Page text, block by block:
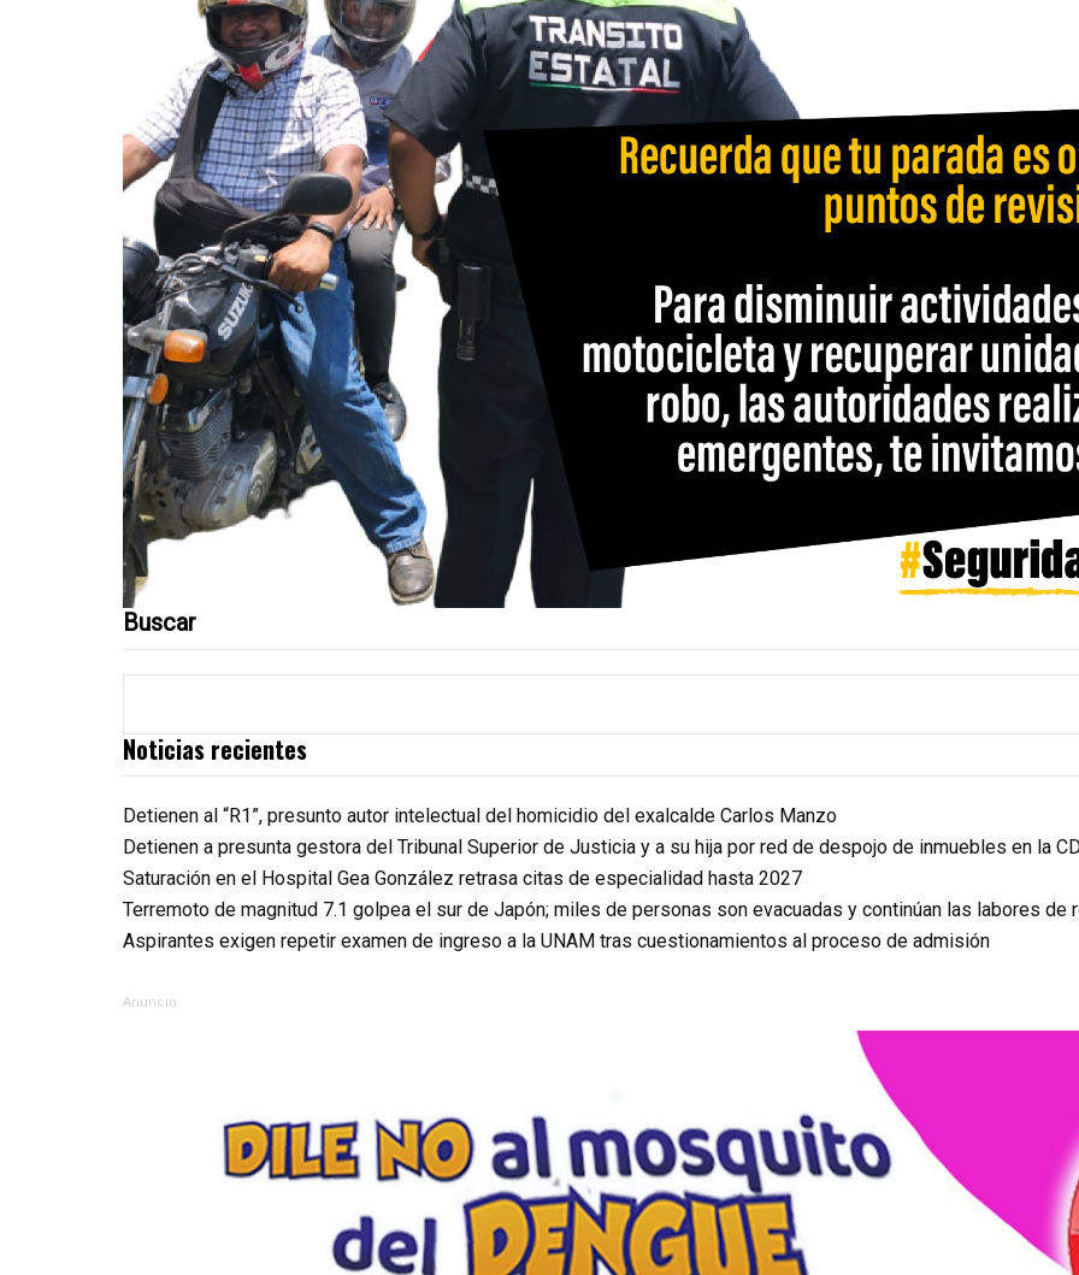
Buscar
Noticias recientes
Detienen al “R1”, presunto autor intelectual del homicidio del exalcalde Carlos Manzo
Detienen a presunta gestora del Tribunal Superior de Justicia y a su hija por red de despojo de inmuebles en la
Saturación en el Hospital Gea González retrasa citas de especialidad hasta 2027
Terremoto de magnitud 7.1 golpea el sur de Japón; miles de personas son evacuadas y continúan las labores de
Aspirantes exigen repetir examen de ingreso a la UNAM tras cuestionamientos al proceso de admisión
Anuncio